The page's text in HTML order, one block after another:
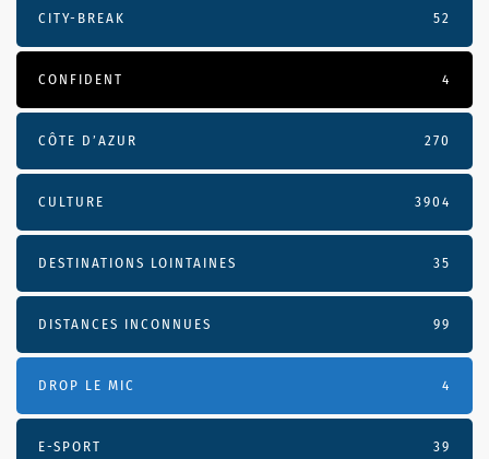
CITY-BREAK 52
CONFIDENT 4
CÔTE D’AZUR 270
CULTURE 3904
DESTINATIONS LOINTAINES 35
DISTANCES INCONNUES 99
DROP LE MIC 4
E-SPORT 39